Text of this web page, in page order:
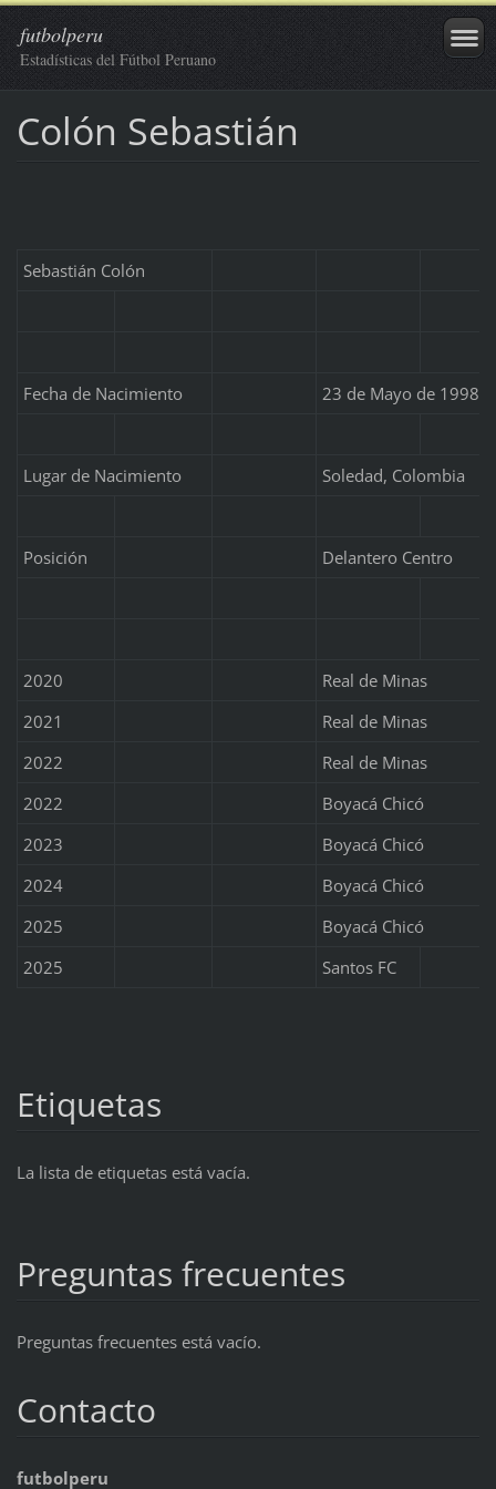
futbolperu
Estadísticas del Fútbol Peruano
Colón Sebastián
Sebastián Colón
Fecha de Nacimiento 23 de Mayo de 1998
Lugar de Nacimiento Soledad, Colombia
Posición Delantero Centro
2020
Real de Minas
2021
Real de Minas
2022
Real de Minas
2022
Boyacá Chicó
2023
Boyacá Chicó
2024
Boyacá Chicó
2025
Boyacá Chicó
2025
Santos FC
Etiquetas
La lista de etiquetas está vacía.
Preguntas frecuentes
Preguntas frecuentes está vacío.
Contacto
futbolperu